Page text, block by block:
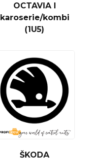
OCTAVIA I
karoserie/kombi
(1U5)
ŠKODA